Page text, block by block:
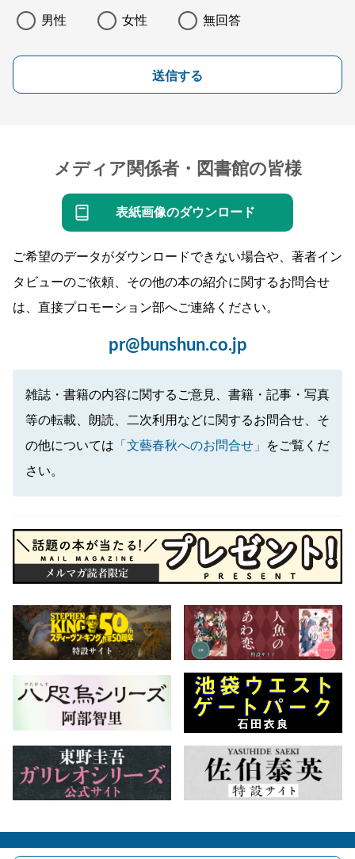
男性 女性 無回答
送信する
メディア関係者・図書館の皆様
表紙画像のダウンロード
ご希望のデータがダウンロードできない場合や、著者イン
タビューのご依頼、その他の本の紹介に関するお問合せ
は、直接プロモーション部へご連絡ください。
pr@bunshun.co.jp
雑誌・書籍の内容に関するご意見、書籍・記事・写真
等の転載、朗読、二次利用などに関するお問合せ、そ
の他については 「文藝春秋へのお問合せ」
をご覧くだ
さい。